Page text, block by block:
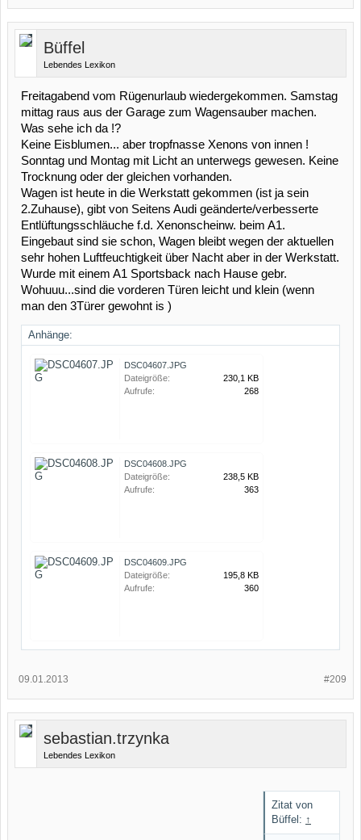
Büffel
Lebendes Lexikon
Freitagabend vom Rügenurlaub wiedergekommen. Samstag
mittag raus aus der Garage zum Wagensauber machen.
Was sehe ich da !?
Keine Eisblumen... aber tropfnasse Xenons von innen !
Sonntag und Montag mit Licht an unterwegs gewesen. Keine
Trocknung oder der gleichen vorhanden.
Wagen ist heute in die Werkstatt gekommen (ist ja sein
2.Zuhause), gibt von Seitens Audi geänderte/verbesserte
Entlüftungsschläuche f.d. Xenonscheinw. beim A1.
Eingebaut sind sie schon, Wagen bleibt wegen der aktuellen
sehr hohen Luftfeuchtigkeit über Nacht aber in der Werkstatt.
Wurde mit einem A1 Sportsback nach Hause gebr.
Wohuuu...sind die vorderen Türen leicht und klein (wenn
man den 3Türer gewohnt is )
Anhänge:
DSC04607.JPG
Dateigröße:
230,1 KB
Aufrufe:
268
DSC04608.JPG
Dateigröße:
238,5 KB
Aufrufe:
363
DSC04609.JPG
Dateigröße:
195,8 KB
Aufrufe:
360
#209
09.01.2013
sebastian.trzynka
Lebendes Lexikon
Zitat von
Büffel: ↑